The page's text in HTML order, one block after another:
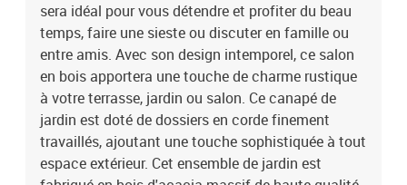
sera idéal pour vous détendre et profiter du beau
temps, faire une sieste ou discuter en famille ou
entre amis. Avec son design intemporel, ce salon
en bois apportera une touche de charme rustique
à votre terrasse, jardin ou salon. Ce canapé de
jardin est doté de dossiers en corde finement
travaillés, ajoutant une touche sophistiquée à tout
espace extérieur. Cet ensemble de jardin est